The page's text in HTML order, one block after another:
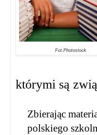
Fot.Photostock
którymi są
Zbierając
polskiego